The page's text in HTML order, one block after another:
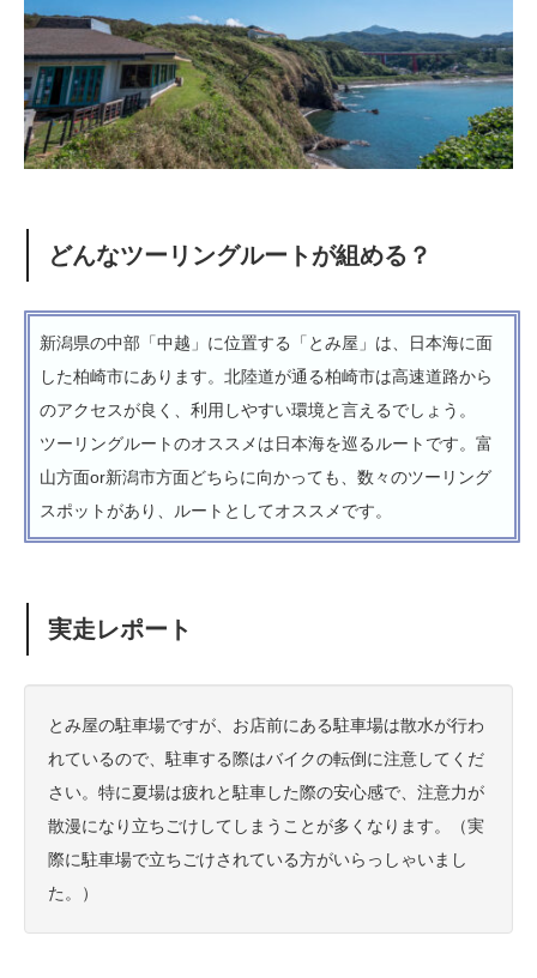
どんなツーリングルートが組める？
新潟県の中部「中越」に位置する「とみ屋」は、日本海に面
した柏崎市にあります。北陸道が通る柏崎市は高速道路から
のアクセスが良く、利用しやすい環境と言えるでしょう。
ツーリングルートのオススメは日本海を巡るルートです。富
山方面or新潟市方面どちらに向かっても、数々のツーリング
スポットがあり、ルートとしてオススメです。
実走レポート
とみ屋の駐車場ですが、お店前にある駐車場は散水が行わ
れているので、駐車する際はバイクの転倒に注意してくだ
さい。特に夏場は疲れと駐車した際の安心感で、注意力が
散漫になり立ちごけしてしまうことが多くなります。（実
際に駐車場で立ちごけされている方がいらっしゃいまし
た。）